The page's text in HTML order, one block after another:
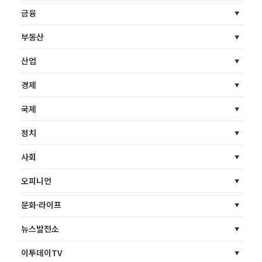
금융
부동산
산업
경제
국제
정치
사회
오피니언
문화·라이프
뉴스발전소
이투데이TV